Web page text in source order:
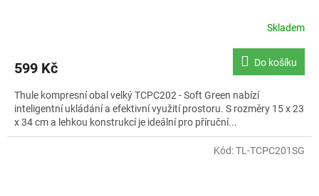
Skladem
599 Kč Do košíku
Thule kompresní obal velký TCPC202 - Soft Green nabízí
inteligentní ukládání a efektivní využití prostoru. S rozměry 15 x 23
x 34 cm a lehkou konstrukcí je ideální pro příruční...
Kód:TL-TCPC201SG